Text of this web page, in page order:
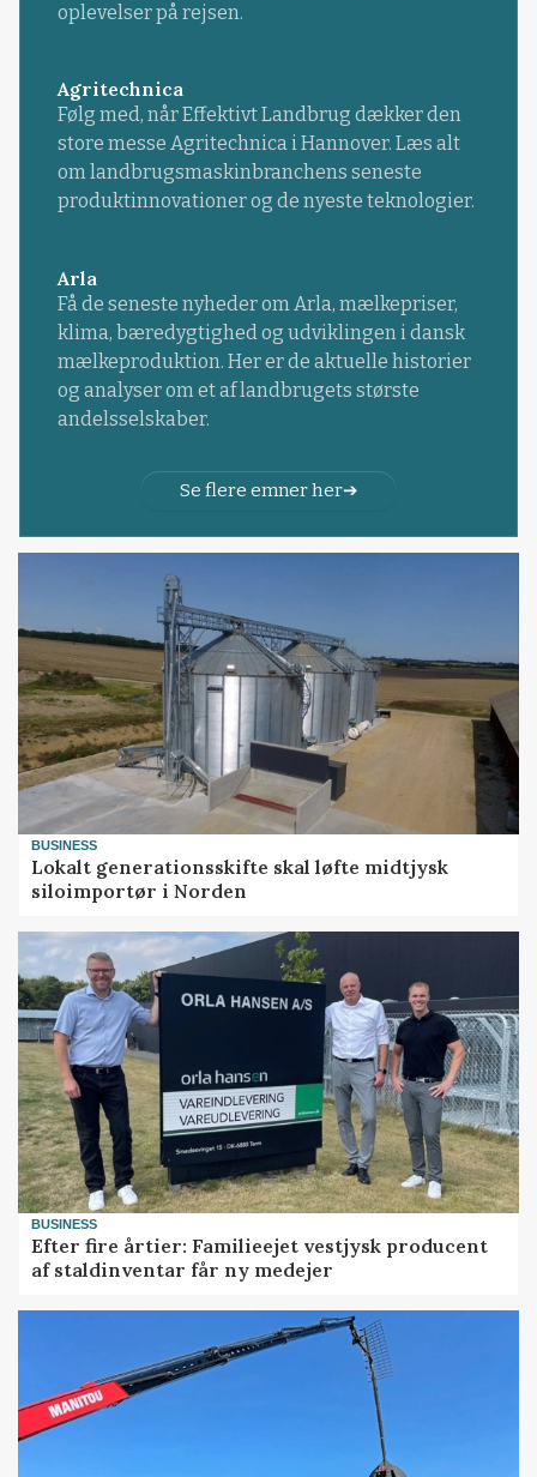
oplevelser på rejsen.
Agritechnica
Følg med, når Effektivt Landbrug dækker den
store messe Agritechnica i Hannover. Læs alt
om landbrugsmaskinbranchens seneste
produktinnovationer og de nyeste teknologier.
Arla
Få de seneste nyheder om Arla, mælkepriser,
klima, bæredygtighed og udviklingen i dansk
mælkeproduktion. Her er de aktuelle historier
og analyser om et af landbrugets største
andelsselskaber.
Se flere emner her
BUSINESS
Lokalt generationsskifte skal løfte midtjysk
siloimportør i Norden
BUSINESS
Efter fire årtier: Familieejet vestjysk producent
af staldinventar får ny medejer